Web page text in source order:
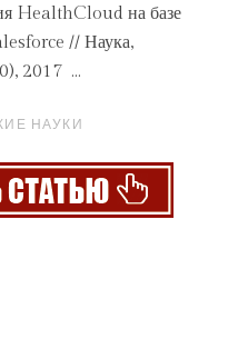
HealthCloud на базе
// Наука,
2017 ...
НАУКИ